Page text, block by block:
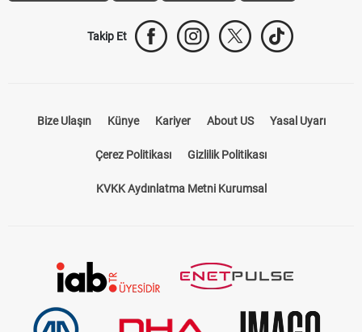
Canlı İzle iddaa Sonuçları Aktif Sayaç
Künye Kariyer About US
Çerez Politikası Gizlilik Politikası